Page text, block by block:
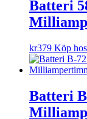
Batteri
kr379 Köp
Batteri